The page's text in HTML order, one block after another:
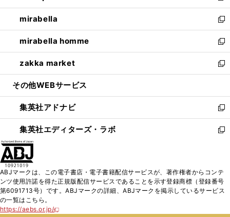
開
く
ウ
で
開
く
ン
ド
ウ
で
開
く
ウ
ィ
ン
ド
ウ
で
開
し
い
ウ
ィ
ン
ド
ウ
開
く
mirabella
新
し
い
ウ
ィ
ン
ウ
で
開
く
mirabella homme
新
し
い
ウ
ン
ド
ウ
で
zakka market
新
し
ウ
ィ
ン
ド
く
その他WEBサービス
集英社アドナビ
新
し
い
ド
ウ
で
集英社エディターズ・ラボ
新
ィ
ン
ABJマークは、この電子書店・電子書籍配信サービスが、著作権者からコンテ
ンツ使用許諾を得た正規版配信サービスであることを示す登録商標（登録番号
第6091713号）です。ABJマークの詳細、ABJマークを掲示しているサービス
の一覧はこちら。
https://aebs.or.jp/
新